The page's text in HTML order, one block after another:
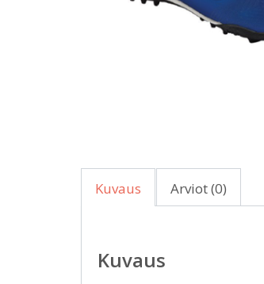
Kuvaus Arviot (0)
Kuvaus